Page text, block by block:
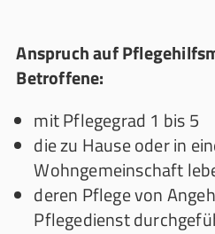
Anspruch auf
Betroffene:
mit Pflegegrad 1 bis 5
die zu Hause oder in
Wohngemeinschaft
deren Pflege von
Pflegedienst